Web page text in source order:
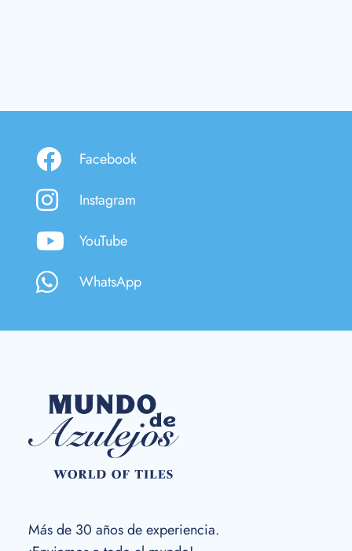
Facebook
Instagram
YouTube
WhatsApp
Más de 30 años de experiencia.